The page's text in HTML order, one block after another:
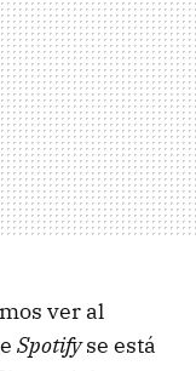
ver al
Spotifyse está